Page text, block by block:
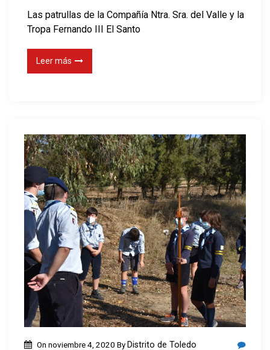
Las patrullas de la Compañía Ntra. Sra. del Valle y la
Tropa Fernando III El Santo
Leer más
On noviembre 4, 2020 By Distrito de Toledo